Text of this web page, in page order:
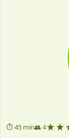
⏱ 45 min👥 4